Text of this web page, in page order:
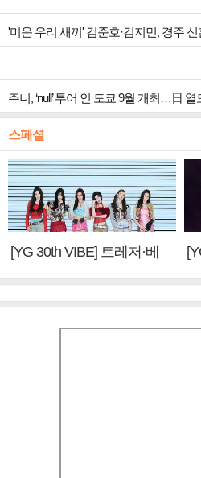
주니, ‘null’ 투어 인 도쿄 9월 개최…日
스페셜
[YG 30th VIBE] 트레저·베